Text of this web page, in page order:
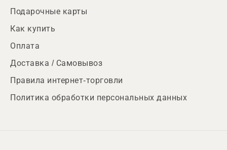
Подарочные карты
Как купить
Оплата
Доставка / Самовывоз
Правила интернет-торговли
Политика обработки персональных данных